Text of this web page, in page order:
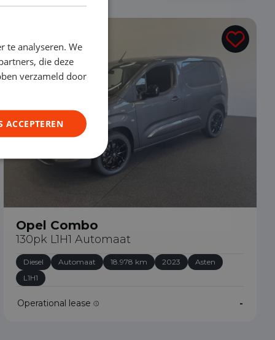
Opel Combo
130pk L1H1 Automaat
Diesel Automaat 18.978 km 2023
Asten
L1H1
Operational lease -
te analyseren. We
die deze
verzameld door
ACCEPTEREN